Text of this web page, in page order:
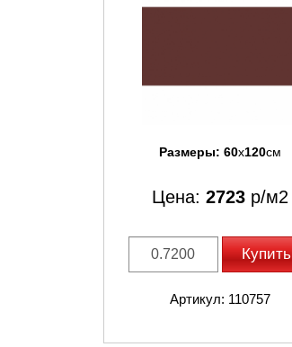
Размеры: 60x120см
Цена: 2723р/м2
Купить
Артикул: 110757